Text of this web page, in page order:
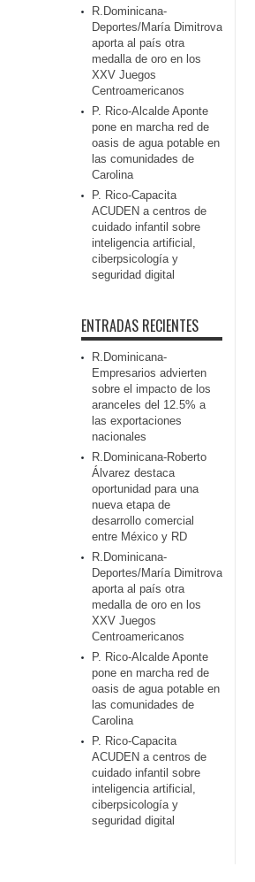
R.Dominicana-
Deportes/María Dimitrova
aporta al país otra
medalla de oro en los
XXV Juegos
Centroamericanos
P. Rico-Alcalde Aponte
pone en marcha red de
oasis de agua potable en
las comunidades de
Carolina
P. Rico-Capacita
ACUDEN a centros de
cuidado infantil sobre
inteligencia artificial,
ciberpsicología y
seguridad digital
ENTRADAS RECIENTES
R.Dominicana-
Empresarios advierten
sobre el impacto de los
aranceles del 12.5% a
las exportaciones
nacionales
R.Dominicana-Roberto
Álvarez destaca
oportunidad para una
nueva etapa de
desarrollo comercial
entre México y RD
R.Dominicana-
Deportes/María Dimitrova
aporta al país otra
medalla de oro en los
XXV Juegos
Centroamericanos
P. Rico-Alcalde Aponte
pone en marcha red de
oasis de agua potable en
las comunidades de
Carolina
P. Rico-Capacita
ACUDEN a centros de
cuidado infantil sobre
inteligencia artificial,
ciberpsicología y
seguridad digital